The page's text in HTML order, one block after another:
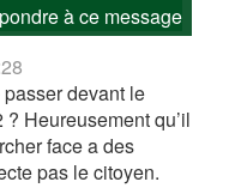
à ce message
passer devant le
Heureusement qu’il
face a des
pas le citoyen.